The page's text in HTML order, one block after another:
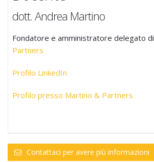
dott. Andrea Martino
Fondatore e amministratore delegato di
Partners
Profilo LinkedIn
Profilo presso Martino & Partners
Contattaci per avere più informazioni